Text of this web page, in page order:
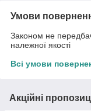
Умови
Законом не
належної якості
Всі умови
Акційні